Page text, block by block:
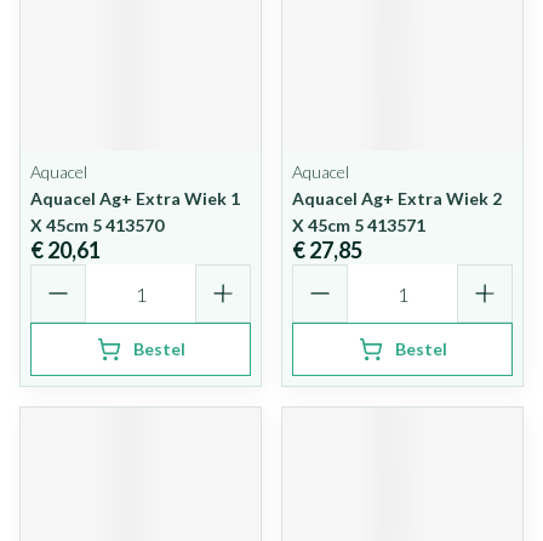
Aquacel
Aquacel Ag+ Extra Wiek 1
X 45cm 5 413570
€ 20,61
Bestel
Aquacel
Aquacel Ag+ Extra Wiek 2
X 45cm 5 413571
€ 27,85
Bestel